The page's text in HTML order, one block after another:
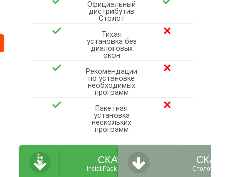
Официальный
дистрибутив
Столот
Тихая
установка без
диалоговых
окон
Рекомендации
по установке
необходимых
программ
Пакетная
установка
нескольких
программ
СКАЧАТЬ
InstallPack_Столот.exe